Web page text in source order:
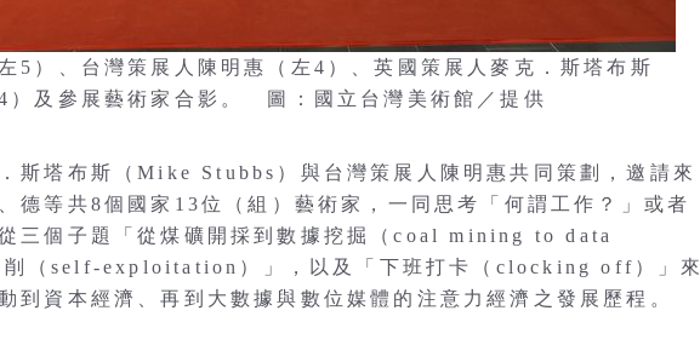
5）、台灣策展人陳明惠（左4）、英國策展人麥克．斯塔布斯
）及參展藝術家合影。 圖：國立台灣美術館／提供
斯塔布斯（Mike Stubbs）與台灣策展人陳明惠共同策劃，邀請來
德等共8個國家13位（組）藝術家，一同思考「何謂工作？」或者
從三個子題「從煤礦開採到數據挖掘（coal mining to data
削（self-exploitation）」，以及「下班打卡（clocking off）」來
到資本經濟、再到大數據與數位媒體的注意力經濟之發展歷程。